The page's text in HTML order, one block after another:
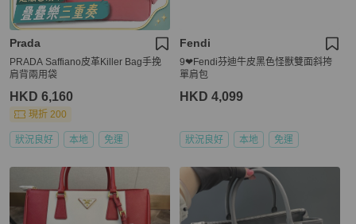
Prada
PRADA Saffiano皮革Killer Bag手挽
肩背兩用袋
HKD 6,160
現折 200
狀況良好 本地 免運
Fendi
9❤Fendi芬迪牛皮黑色怪獸雙面斜挎
單肩包
HKD 4,099
狀況良好 本地 免運